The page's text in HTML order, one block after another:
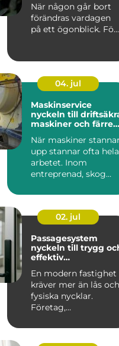
När någon går bort
förändras vardagen
på ett ögonblick. Fö...
04. jul
Maskinservice
nyckeln till
maskiner och färre
När maskiner stannar
upp stannar ofta hela
arbetet. Inom
entreprenad, skog
ovän...
02. jul
Passagesystem
nyckeln till trygg
effektiv
En modern fastighet
kräver mer än lås och
fysiska nycklar.
Företag,
r och offen...